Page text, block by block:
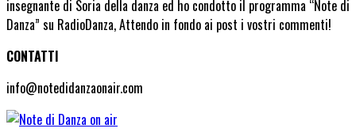
insegnante di Soria della danza ed ho condotto il programma “Note di
Danza” su RadioDanza, Attendo in fondo ai post i vostri commenti!
CONTATTI
info@notedidanzaonair.com